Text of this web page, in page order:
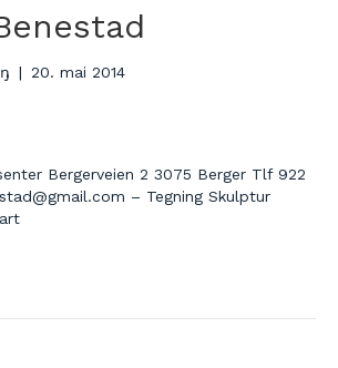
| 20. mai 2014
Bergerveien 2 3075 Berger Tlf 922
– Tegning Skulptur